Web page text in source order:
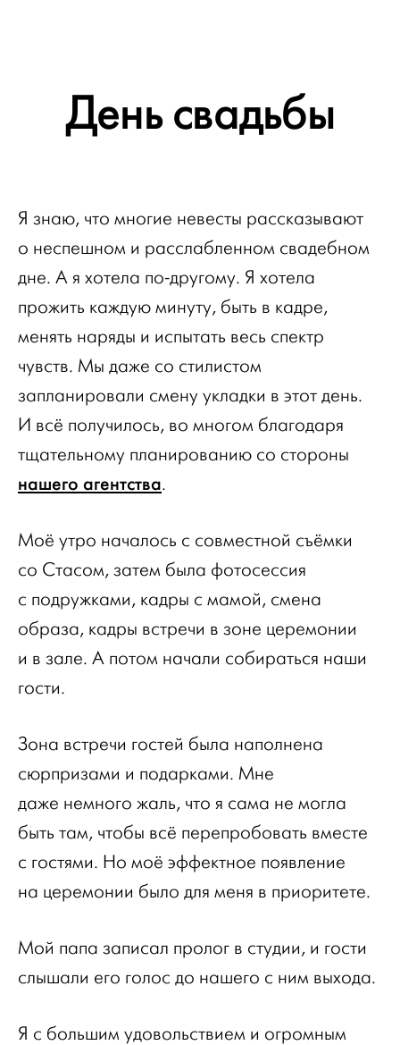
День свадьбы
Я знаю, что многие невесты рассказывают
о неспешном и расслабленном свадебном
дне. А я хотела по-другому. Я хотела
прожить каждую минуту, быть в кадре,
менять наряды и испытать весь спектр
чувств. Мы даже со стилистом
запланировали смену укладки в этот день.
И всё получилось, во многом благодаря
тщательному планированию со стороны
нашего агентства.
Моё утро началось с совместной съёмки
со Стасом, затем была фотосессия
с подружками, кадры с мамой, смена
образа, кадры встречи в зоне церемонии
и в зале. А потом начали собираться наши
гости.
Зона встречи гостей была наполнена
сюрпризами и подарками. Мне
даже немного жаль, что я сама не могла
быть там, чтобы всё перепробовать вместе
с гостями. Но моё эффектное появление
на церемонии было для меня в приоритете.
Мой папа записал пролог в студии, и гости
слышали его голос до нашего с ним выхода.
Я с большим удовольствием и огромным